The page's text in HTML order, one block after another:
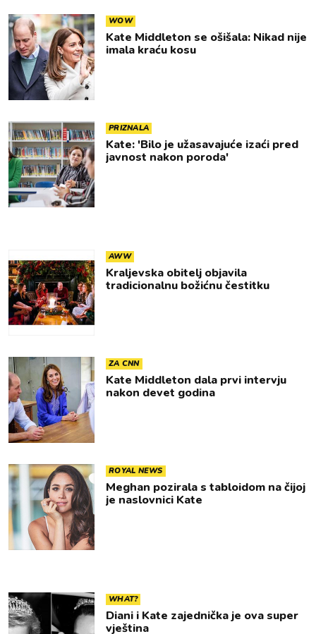
WOW
Kate Middleton se ošišala: Nikad nije
imala kraću kosu
PRIZNALA
Kate: 'Bilo je užasavajuće izaći pred
javnost nakon poroda'
AWW
Kraljevska obitelj objavila
tradicionalnu božićnu čestitku
ZA CNN
Kate Middleton dala prvi intervju
nakon devet godina
ROYAL NEWS
Meghan pozirala s tabloidom na čijoj
je naslovnici Kate
WHAT?
Diani i Kate zajednička je ova super
vještina